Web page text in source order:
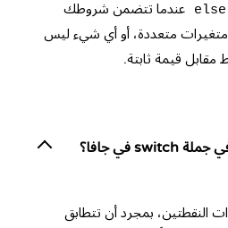
else
عندما تتضمن شروطك
متغيرات متعددة، أو أي شيء ليس
قيمة ثابتة.
النقطتين، بمجرد أن تتطابق